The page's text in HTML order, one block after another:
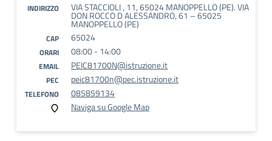
INDIRIZZO VIA STACCIOLI , 11, 65024 MANOPPELLO (PE). VIA
DON ROCCO D ALESSANDRO, 61 – 65025
MANOPPELLO (PE)
CAP 65024
ORARI 08:00 - 14:00
EMAIL PEIC81700N@istruzione.it
PEC peic81700n@pec.istruzione.it
TELEFONO
085859134
Naviga su Google Map